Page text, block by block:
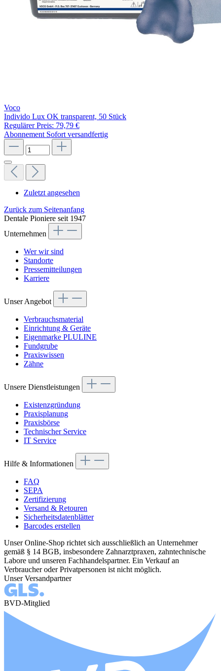
Voco
Individo Lux OK transparent, 50 Stück
Regulärer Preis: 79,79 €
Abonnement Sofort versandfertig
Zuletzt angesehen
Zurück zum Seitenanfang
Dentale Pioniere seit 1947
Unternehmen
Wer wir sind
Standorte
Pressemitteilungen
Karriere
Unser Angebot
Verbrauchsmaterial
Einrichtung & Geräte
Eigenmarke PLULINE
Fundgrube
Praxiswissen
Zähne
Unsere Dienstleistungen
Existenzgründung
Praxisplanung
Praxisbörse
Technischer Service
IT Service
Hilfe & Informationen
FAQ
SEPA
Zertifizierung
Versand & Retouren
Sicherheitsdatenblätter
Barcodes erstellen
Unser Online-Shop richtet sich ausschließlich an Unternehmer
gemäß § 14 BGB, insbesondere Zahnarztpraxen, zahntechnische
Labore und unseren Fachhandelspartner. Ein Verkauf an
Verbraucher oder Privatpersonen ist nicht möglich.
Unser Versandpartner
BVD-Mitglied